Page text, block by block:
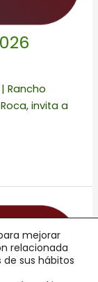
| Rancho
invita a
mejorar
relacionada
sus hábitos